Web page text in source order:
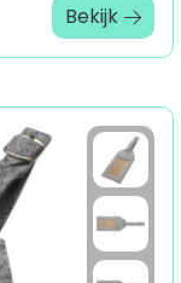
Bekijk